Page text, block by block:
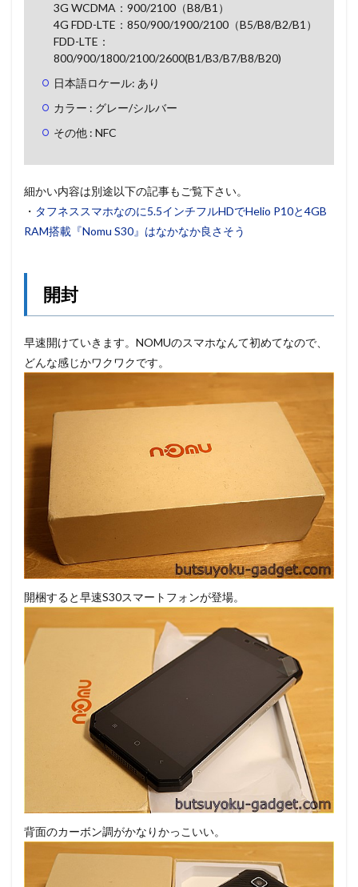
3G WCDMA：900/2100（B8/B1）
4G FDD-LTE：850/900/1900/2100（B5/B8/B2/B1）
FDD-LTE：
800/900/1800/2100/2600(B1/B3/B7/B8/B20)
日本語ロケール: あり
カラー : グレー/シルバー
その他 : NFC
細かい内容は別途以下の記事もご覧下さい。
・ タフネススマホなのに5.5インチフルHDでHelio P10と4GB
RAM搭載『Nomu S30』はなかなか良さそう
開封
早速開けていきます。NOMUのスマホなんて初めてなので、
どんな感じかワクワクです。
開梱すると早速S30スマートフォンが登場。
背面のカーボン調がかなりかっこいい。